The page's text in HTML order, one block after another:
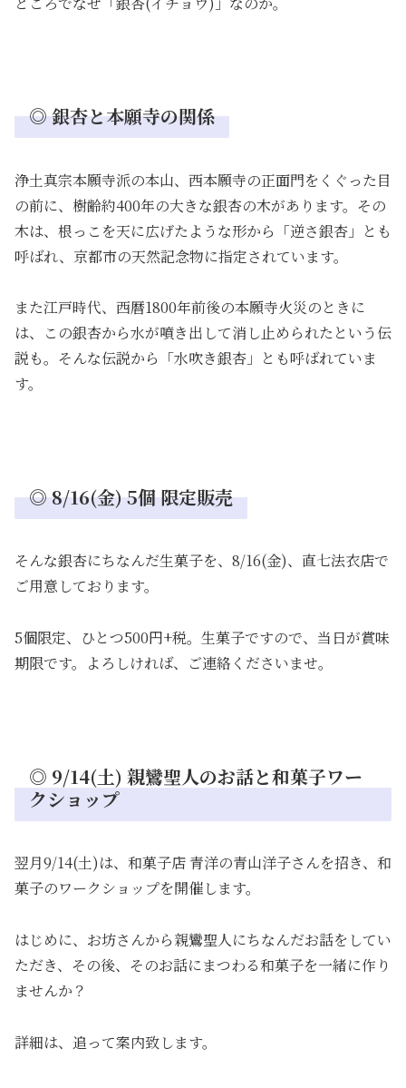
◎ 銀杏と本願寺の関係
浄土真宗本願寺派の本山、西本願寺の正面門をくぐった目
の前に、樹齢約400年の大きな銀杏の木があります。その
木は、根っこを天に広げたような形から「逆さ銀杏」とも
呼ばれ、京都市の天然記念物に指定されています。
また江戸時代、西暦1800年前後の本願寺火災のときに
は、この銀杏から水が噴き出して消し止められたという伝
説も。そんな伝説から「水吹き銀杏」とも呼ばれていま
す。
◎ 8/16(金) 5個 限定販売
そんな銀杏にちなんだ生菓子を、8/16(金)、直七法衣店で
ご用意しております。
5個限定、ひとつ500円+税。生菓子ですので、当日が賞味
期限です。よろしければ、ご連絡くださいませ。
◎ 9/14(土) 親鸞聖人のお話と和菓子ワー
クショップ
翌月9/14(土)は、和菓子店 青洋の青山洋子さんを招き、和
菓子のワークショップを開催します。
はじめに、お坊さんから親鸞聖人にちなんだお話をしてい
ただき、その後、そのお話にまつわる和菓子を一緒に作り
ませんか？
詳細は、追って案内致します。